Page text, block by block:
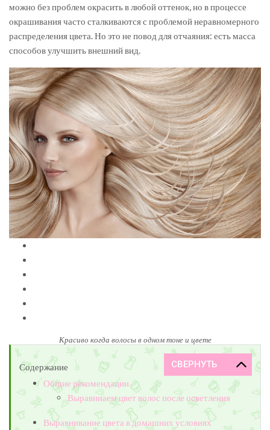
можно без проблем окрасить в любой оттенок, но в процессе
окрашивания часто сталкиваются с проблемой неравномерного
распределения цвета. Но это не повод для отчаяния: есть масса
способов улучшить внешний вид.
Красиво когда волосы в одном тоне и цвете
Содержание
Общие рекомендации
Выравниаем цвет волос после осветления
Выравнивание цвета в домашних условиях